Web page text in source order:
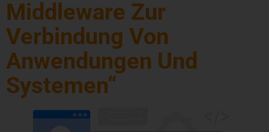
Middleware Zur
Verbindung Von
Anwendungen Und
Systemen“